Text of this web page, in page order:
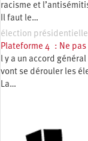
racisme et
Il faut le…
élection présidentielle
Plateforme 4 : Ne
l y a un accord
vont se dérouler les
La…